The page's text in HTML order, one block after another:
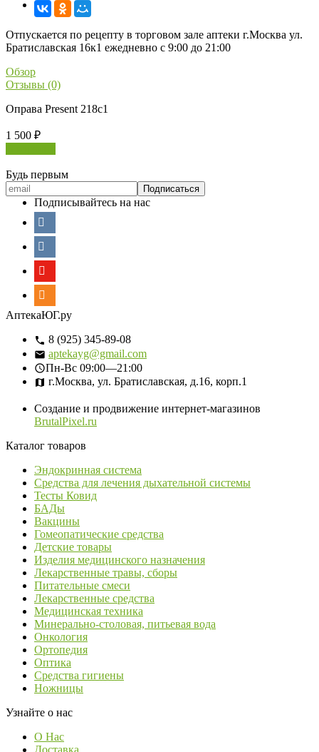
Отпускается по рецепту в торговом зале аптеки г.Москва ул.
Братиславская 16к1 ежедневно с 9:00 до 21:00
Обзор
Отзывы (0)
Оправа Present 218c1
1 500 ₽
Будь первым
Подписывайтесь на нас
АптекаЮГ.ру
8 (925) 345-89-08
aptekayg@gmail.com
Пн-Вс 09:00—21:00
г.Москва, ул. Братиславская, д.16, корп.1
Создание и продвижение интернет-магазинов
BrutalPixel.ru
Каталог товаров
Эндокринная система
Средства для лечения дыхательной системы
Тесты Ковид
БАДы
Вакцины
Гомеопатические средства
Детские товары
Изделия медицинского назначения
Лекарственные травы, сборы
Питательные смеси
Лекарственные средства
Медицинская техника
Минерально-столовая, питьевая вода
Онкология
Ортопедия
Оптика
Средства гигиены
Ножницы
Узнайте о нас
О Нас